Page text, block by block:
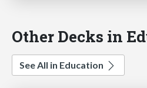
Other Decks in
See All in Education